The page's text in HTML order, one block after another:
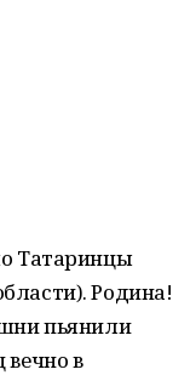
Татаринцы
Родина!
пьянили
в